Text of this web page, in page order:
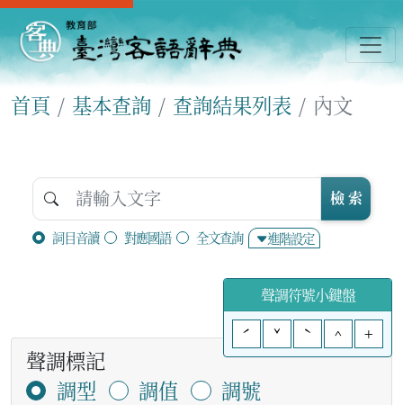
首頁 基本查詢 查詢結果列表 內文
詞目音讀 對應國語 全文查詢 進階設定
檢 索
聲調符號小鍵盤
ˊ
ˇ ˋ ^ +
聲調標記
調型
調值
調號